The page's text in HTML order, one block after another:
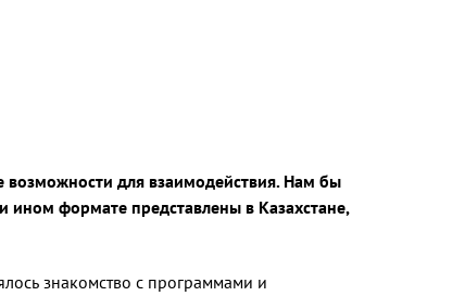
для взаимодействия. Нам бы
ином формате представлены в Казахстане,
знакомство с программами и